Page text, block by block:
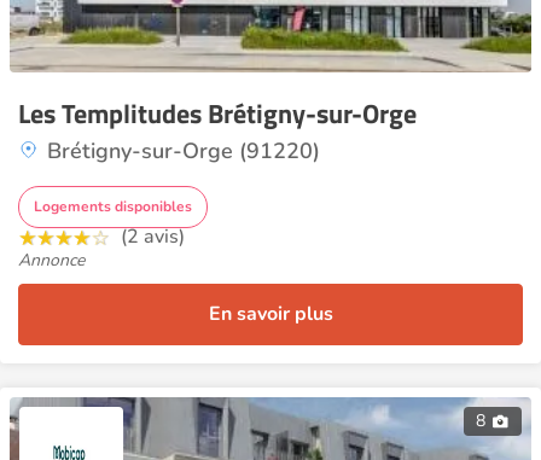
Les Templitudes Brétigny-sur-Orge
Brétigny-sur-Orge (91220)
Logements disponibles
(2 avis)
Annonce
En savoir plus
8